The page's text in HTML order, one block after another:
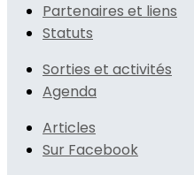
Partenaires et liens
Statuts
Sorties et activités
Agenda
Articles
Sur Facebook